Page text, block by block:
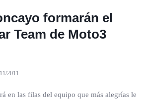
formarán el
Team de Moto3
2011
en las filas del equipo que más alegrías le